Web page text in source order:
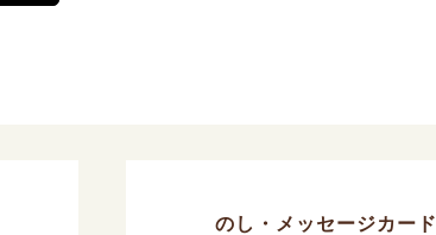
のし・メッセージカード